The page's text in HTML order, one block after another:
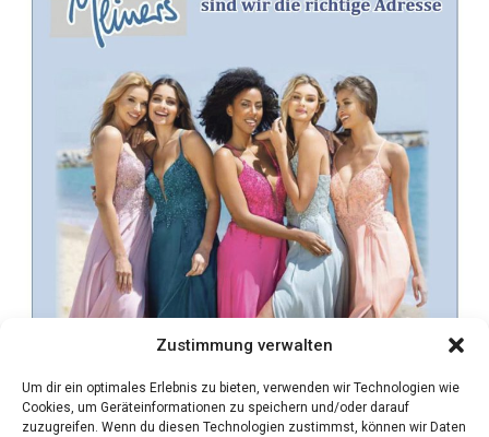
Zustimmung verwalten
Um dir ein optimales Erlebnis zu bieten, verwenden wir Technologien wie
Cookies, um Geräteinformationen zu speichern und/oder darauf
zuzugreifen. Wenn du diesen Technologien zustimmst, können wir Daten